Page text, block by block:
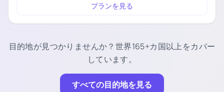
プランを見る
目的地が見つかりませんか？世界165+カ国以上をカバー
しています。
すべての目的地を見る